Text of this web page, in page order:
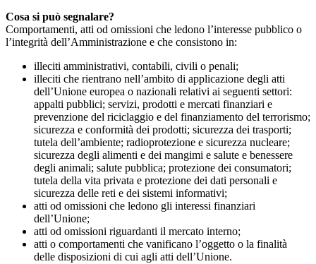
Cosa si può segnalare?
Comportamenti, atti od omissioni che ledono l’interesse pubblico o
l’integrità dell’Amministrazione e che consistono in:
illeciti amministrativi, contabili, civili o penali;
illeciti che rientrano nell’ambito di applicazione degli atti
dell’Unione europea o nazionali relativi ai seguenti settori:
appalti pubblici; servizi, prodotti e mercati finanziari e
prevenzione del riciclaggio e del finanziamento del terrorismo;
sicurezza e conformità dei prodotti; sicurezza dei trasporti;
tutela dell’ambiente; radioprotezione e sicurezza nucleare;
sicurezza degli alimenti e dei mangimi e salute e benessere
degli animali; salute pubblica; protezione dei consumatori;
tutela della vita privata e protezione dei dati personali e
sicurezza delle reti e dei sistemi informativi;
atti od omissioni che ledono gli interessi finanziari
dell’Unione;
atti od omissioni riguardanti il mercato interno;
atti o comportamenti che vanificano l’oggetto o la finalità
delle disposizioni di cui agli atti dell’Unione.